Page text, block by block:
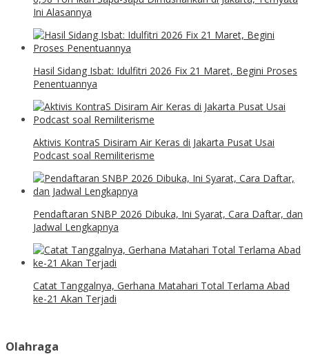
Ini Alasannya
Hasil Sidang Isbat: Idulfitri 2026 Fix 21 Maret, Begini Proses
Penentuannya
Aktivis KontraS Disiram Air Keras di Jakarta Pusat Usai
Podcast soal Remiliterisme
Pendaftaran SNBP 2026 Dibuka, Ini Syarat, Cara Daftar, dan
Jadwal Lengkapnya
Catat Tanggalnya, Gerhana Matahari Total Terlama Abad
ke-21 Akan Terjadi
Olahraga